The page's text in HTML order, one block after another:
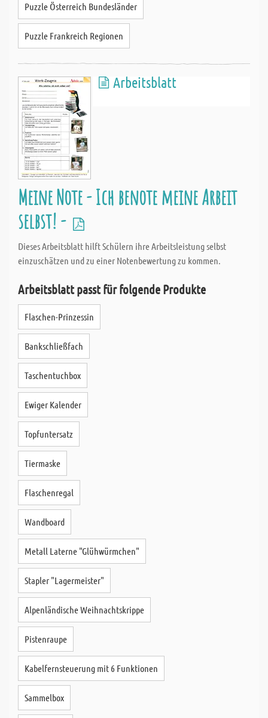
Puzzle Österreich Bundesländer
Puzzle Frankreich Regionen
Arbeitsblatt
Meine Note - Ich benote meine Arbeit
selbst! -
Dieses Arbeitsblatt hilft Schülern ihre Arbeitsleistung selbst
einzuschätzen und zu einer Notenbewertung zu kommen.
Arbeitsblatt passt für folgende Produkte
Flaschen-Prinzessin
Bankschließfach
Taschentuchbox
Ewiger Kalender
Topfuntersatz
Tiermaske
Flaschenregal
Wandboard
Metall Laterne "Glühwürmchen"
Stapler "Lagermeister"
Alpenländische Weihnachtskrippe
Pistenraupe
Kabelfernsteuerung mit 6 Funktionen
Sammelbox